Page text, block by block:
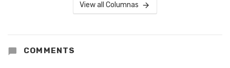
View all Columnas
COMMENTS